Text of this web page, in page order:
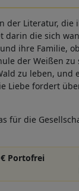
der Literatur,
darin die sich
ihre Familie,
der Weißen
zu leben, und
Liebe fordert
für die
Portofrei